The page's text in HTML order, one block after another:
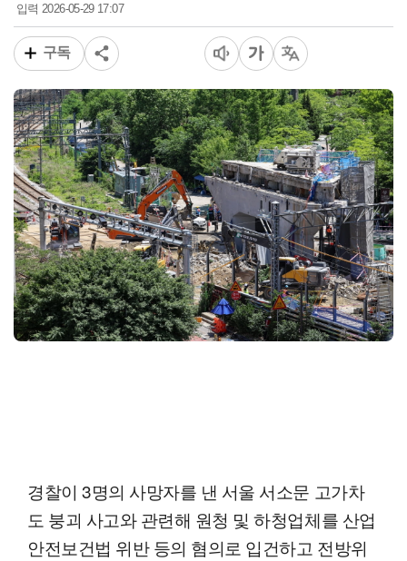
입력 2026-05-29 17:07
구독
경찰이 3명의 사망자를 낸 서울 서소문 고가차
도 붕괴 사고와 관련해 원청 및 하청업체를 산업
안전보건법 위반 등의 혐의로 입건하고 전방위